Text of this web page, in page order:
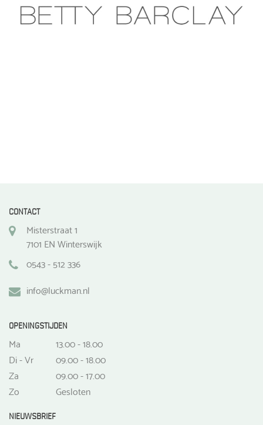
gekozen
worden
CONTACT
Misterstraat 1
7101 EN Winterswijk
0543 - 512 336
info@luckman.nl
OPENINGSTIJDEN
Ma
13.00 - 18.00
Di - Vr
09.00 - 18.00
Za
09.00 - 17.00
Zo
Gesloten
NIEUWSBRIEF